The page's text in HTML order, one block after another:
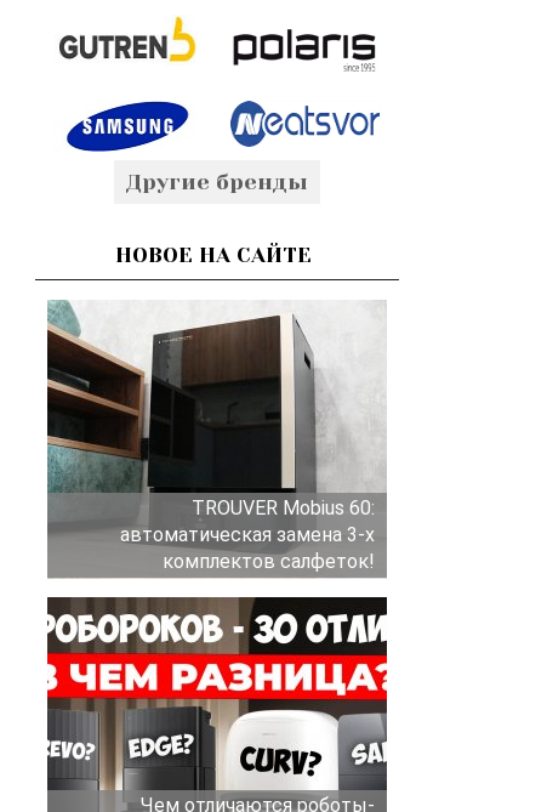
Другие бренды
НОВОЕ НА САЙТЕ
TROUVER Mobius 60:
автоматическая замена 3-х
комплектов салфеток!
Чем отличаются роботы-